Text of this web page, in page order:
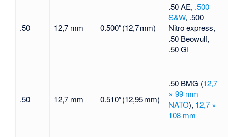
.50 12,7 mm 0.500″ (12,7 mm)
.50 AE, .500
S&W, .500
Nitro express,
.50 Beowulf,
.50 GI
.50 12,7 mm 0.510″ (12,95 mm)
.50 BMG (12,7
× 99 mm
NATO), 12,7 ×
108 mm